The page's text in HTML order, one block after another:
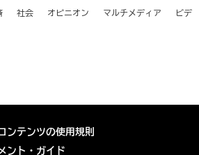
社会 オピニオン マルチメディア ビデ
ンテンツの使用規則
ント・ガイド